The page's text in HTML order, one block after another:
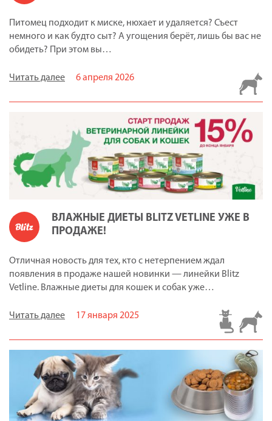
Питомец подходит к миске, нюхает и удаляется? Съест
немного и как будто сыт? А угощения берёт, лишь бы вас не
обидеть? При этом вы…
Читать далее 6 апреля 2026
ВЛАЖНЫЕ ДИЕТЫ BLITZ VETLINE УЖЕ В
ПРОДАЖЕ!
Отличная новость для тех, кто с нетерпением ждал
появления в продаже нашей новинки — линейки Blitz
Vetline. Влажные диеты для кошек и собак уже…
Читать далее 17 января 2025